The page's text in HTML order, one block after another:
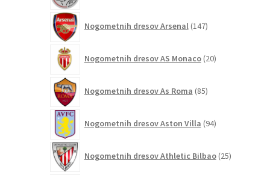
Nogometnih dresov Arsenal 147izdelkov
Nogometnih dresov AS Monaco 20izdelkov
Nogometnih dresov As Roma 85izdelkov
Nogometnih dresov Aston Villa 94izdelkov
Nogometnih dresov Athletic Bilbao 25izdelkov